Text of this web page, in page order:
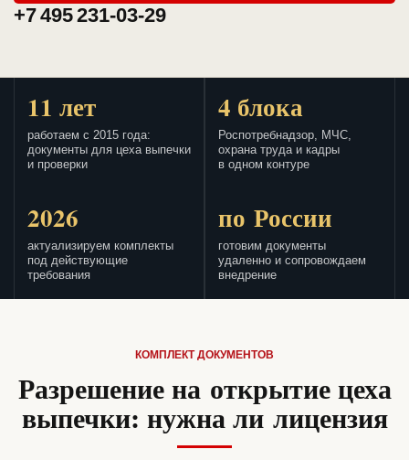
+7 495 231-03-29
11 лет
работаем с 2015 года:
документы для цеха выпечки
и проверки
4 блока
Роспотребнадзор, МЧС,
охрана труда и кадры
в одном контуре
2026
актуализируем комплекты
под действующие
требования
по России
готовим документы
удаленно и сопровождаем
внедрение
КОМПЛЕКТ ДОКУМЕНТОВ
Разрешение на открытие цеха
выпечки: нужна ли лицензия